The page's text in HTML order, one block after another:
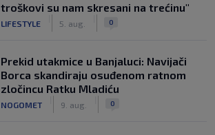
troškovi su nam skresani na trećinu"
LIFESTYLE 5. aug. 0
Prekid utakmice u Banjaluci: Navijači
Borca skandiraju osuđenom ratnom
zločincu Ratku Mladiću
NOGOMET 9. aug. 0